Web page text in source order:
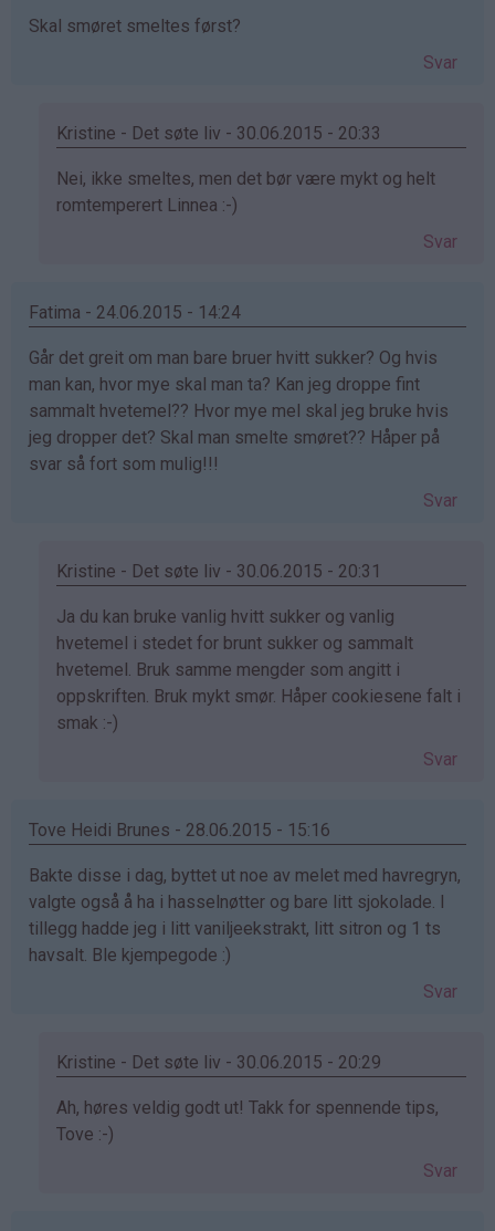
bekreftet)
Skal smøret smeltes først?
Svar
Kristine - Det søte liv - 30.06.2015 - 20:33
Som
svar
(ikke
Nei, ikke smeltes, men det bør være mykt og helt
romtemperert Linnea :-)
Svar
Fatima - 24.06.2015 - 14:24
Går det greit om man bare bruer hvitt sukker? Og hvis
man kan, hvor mye skal man ta? Kan jeg droppe fint
sammalt hvetemel?? Hvor mye mel skal jeg bruke hvis
jeg dropper det? Skal man smelte smøret?? Håper på
svar så fort som mulig!!!
Svar
Kristine - Det søte liv - 30.06.2015 - 20:31
Som
svar
på
av
Fatima
Ja du kan bruke vanlig hvitt sukker og vanlig
hvetemel i stedet for brunt sukker og sammalt
hvetemel. Bruk samme mengder som angitt i
oppskriften. Bruk mykt smør. Håper cookiesene falt i
smak :-)
Svar
Tove Heidi Brunes - 28.06.2015 - 15:16
Bakte disse i dag, byttet ut noe av melet med havregryn,
valgte også å ha i hasselnøtter og bare litt sjokolade. I
tillegg hadde jeg i litt vaniljeekstrakt, litt sitron og 1 ts
havsalt. Ble kjempegode :)
Svar
Kristine - Det søte liv - 30.06.2015 - 20:29
Som
svar
Ah, høres veldig godt ut! Takk for spennende tips,
Tove :-)
Svar